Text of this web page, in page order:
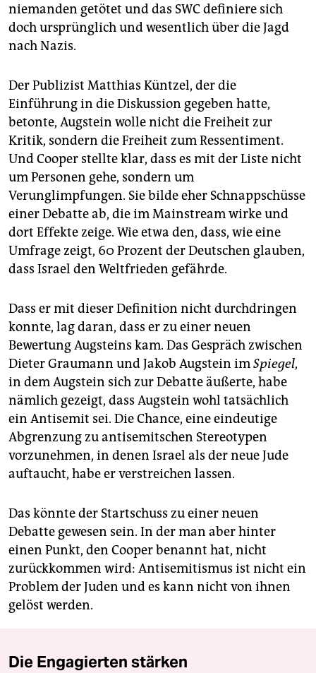
niemanden getötet und das SWC definiere sich
doch ursprünglich und wesentlich über die Jagd
nach Nazis.
Der Publizist Matthias Küntzel, der die
Einführung in die Diskussion gegeben hatte,
betonte, Augstein wolle nicht die Freiheit zur
Kritik, sondern die Freiheit zum Ressentiment.
Und Cooper stellte klar, dass es mit der Liste nicht
um Personen gehe, sondern um
Verunglimpfungen. Sie bilde eher Schnappschüsse
einer Debatte ab, die im Mainstream wirke und
dort Effekte zeige. Wie etwa den, dass, wie eine
Umfrage zeigt, 60 Prozent der Deutschen glauben,
dass Israel den Weltfrieden gefährde.
Dass er mit dieser Definition nicht durchdringen
konnte, lag daran, dass er zu einer neuen
Bewertung Augsteins kam. Das Gespräch zwischen
Dieter Graumann und Jakob Augstein imSpiegel,
in dem Augstein sich zur Debatte äußerte, habe
nämlich gezeigt, dass Augstein wohl tatsächlich
ein Antisemit sei. Die Chance, eine eindeutige
Abgrenzung zu antisemitschen Stereotypen
vorzunehmen, in denen Israel als der neue Jude
auftaucht, habe er verstreichen lassen.
Das könnte der Startschuss zu einer neuen
Debatte gewesen sein. In der man aber hinter
einen Punkt, den Cooper benannt hat, nicht
zurückkommen wird: Antisemitismus ist nicht ein
Problem der Juden und es kann nicht von ihnen
gelöst werden.
Die Engagierten stärken